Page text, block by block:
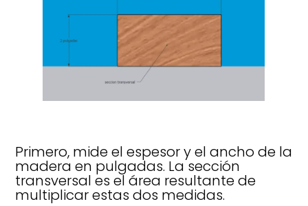
Primero, mide el espesor y el ancho de la
madera en pulgadas. La sección
transversal es el área resultante de
multiplicar estas dos medidas.